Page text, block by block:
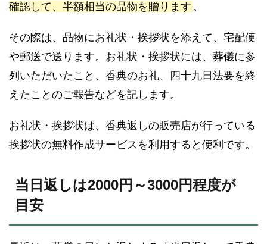
確認して、半額相当の品物を贈ります 。
その際は、品物にお礼状・挨拶状を添えて、宅配便
や郵送で送ります。お礼状・挨拶状には、葬儀に参
列いただいたこと、香典のお礼、四十九日法要を終
えたことのご報告などを記します。
お礼状・挨拶状は、香典返しの販売店が行っている
挨拶状の無料作成サービスを利用すると便利です。
当日返しは2000円～3000円程度が
目安